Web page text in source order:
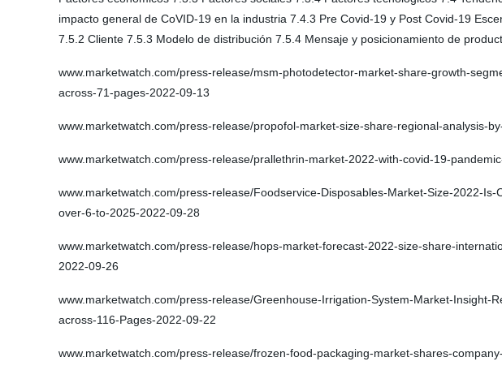
impacto general de CoVID-19 en la industria 7.4.3 Pre Covid-19 y Post Covid-19
7.5.2 Cliente 7.5.3 Modelo de distribución 7.5.4 Mensaje y posicionamiento de
www.marketwatch.com/press-release/msm-photodetector-market-share-growth-
across-71-pages-2022-09-13
www.marketwatch.com/press-release/propofol-market-size-share-regional-
www.marketwatch.com/press-release/prallethrin-market-2022-with-covid-19-
www.marketwatch.com/press-release/Foodservice-Disposables-Market-Size-2022-
over-6-to-2025-2022-09-28
www.marketwatch.com/press-release/hops-market-forecast-2022-size-share-
2022-09-26
www.marketwatch.com/press-release/Greenhouse-Irrigation-System-Market-
across-116-Pages-2022-09-22
www.marketwatch.com/press-release/frozen-food-packaging-market-shares-